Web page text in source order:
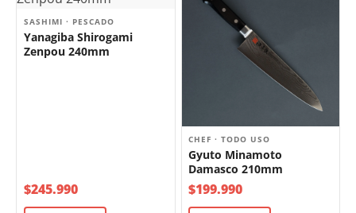
SASHIMI · PESCADO
Yanagiba Shirogami
Zenpou 240mm
$245.990
CHEF · TODO USO
Gyuto Minamoto
Damasco 210mm
$199.990